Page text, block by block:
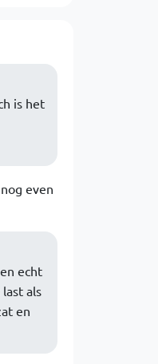
is het
even
echt
als
en